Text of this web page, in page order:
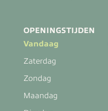
OPENINGSTIJDEN
Vandaag
Zaterdag
Zondag
Maandag